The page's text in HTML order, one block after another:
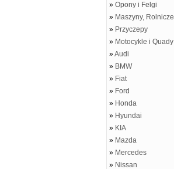
» Opony i Felgi
» Maszyny, Rolnicze
» Przyczepy
» Motocykle i Quady
»Audi
» BMW
» Fiat
» Ford
» Honda
» Hyundai
» KIA
» Mazda
» Mercedes
» Nissan